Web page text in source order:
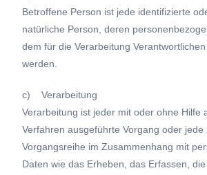
Betroffene Person ist jede identifizierte
natürliche Person, deren
dem für die Verarbeitung
werden.
c) Verarbeitung
Verarbeitung ist jeder mit oder ohne Hilfe
Verfahren ausgeführte Vorgang oder jede
Vorgangsreihe im Zusammenhang mit
Daten wie das Erheben, das Erfassen,